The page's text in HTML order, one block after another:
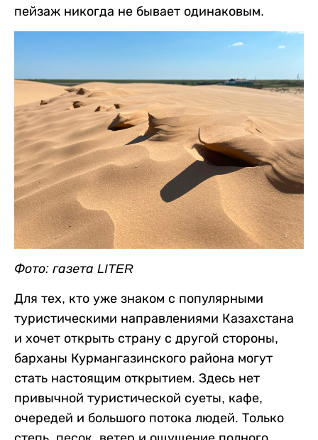
пейзаж никогда не бывает одинаковым.
Фото: газета LITER
Для тех, кто уже знаком с популярными
туристическими направлениями Казахстана
и хочет открыть страну с другой стороны,
барханы Курмангазинского района могут
стать настоящим открытием. Здесь нет
привычной туристической суеты, кафе,
очередей и большого потока людей. Только